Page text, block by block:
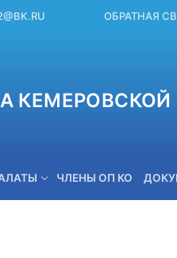
ОБРАТНАЯ
ЧЛЕНЫ ОП КО